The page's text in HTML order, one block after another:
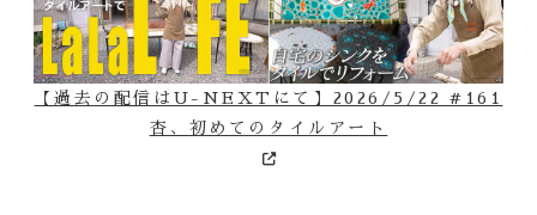
【過去の配信はU-NEXTにて】2026/5/22 #161
杏、初めてのタイルアート